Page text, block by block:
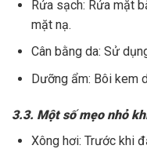
Rửa sạch: Rửa mặt
mặt nạ.
Cân bằng da: Sử
Dưỡng ẩm: Bôi kem
3.3. Một số mẹo nhỏ
Xông hơi: Trước khi